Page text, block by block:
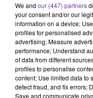
Livres Culture
15 mai 2026 - 14 min
We and our (447) partners
your consent and/or our
information on a device;
profiles for personalised
advertising; Measure
performance; Understand
of data from different
profiles to personalise
content; Use limited data to
detect fraud, and fix errors;
Save and communicate